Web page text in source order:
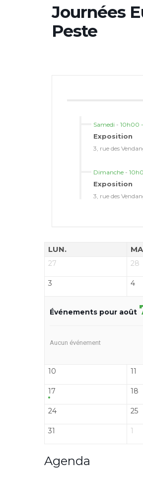
Journées
Peste
Samedi - 10h00
Exposition
3, rue des
Dimanche -
Exposition
3, rue des
LUN.
27 28
3 4
Événements pour août
Aucun événement
10 11
17 18
24 25
31 1
Agenda